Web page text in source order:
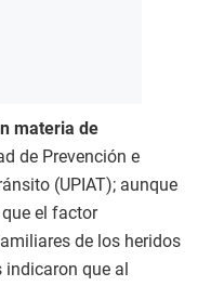
materia de
de Prevención e
(UPIAT); aunque
el factor
de los heridos
que al